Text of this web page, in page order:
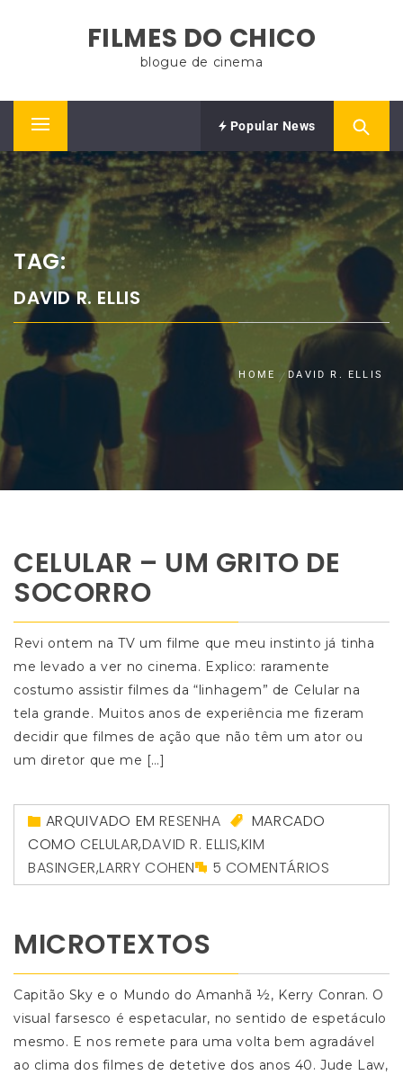
FILMES DO CHICO
blogue de cinema
Primary
Menu
Popular News
TAG:
DAVID R. ELLIS
HOME DAVID R. ELLIS
CELULAR – UM GRITO DE
SOCORRO
Revi ontem na TV um filme que meu instinto já tinha
me levado a ver no cinema. Explico: raramente
costumo assistir filmes da “linhagem” de Celular na
tela grande. Muitos anos de experiência me fizeram
decidir que filmes de ação que não têm um ator ou
um diretor que me […]
ARQUIVADO EMRESENHA
MARCADO
COMO CELULAR,DAVID R. ELLIS,KIM
BASINGER,LARRY COHEN 5 COMENTÁRIOS
MICROTEXTOS
Capitão Sky e o Mundo do Amanhã ½, Kerry Conran. O
visual farsesco é espetacular, no sentido de espetáculo
mesmo. E nos remete para uma volta bem agradável
ao clima dos filmes de detetive dos anos 40. Jude Law,